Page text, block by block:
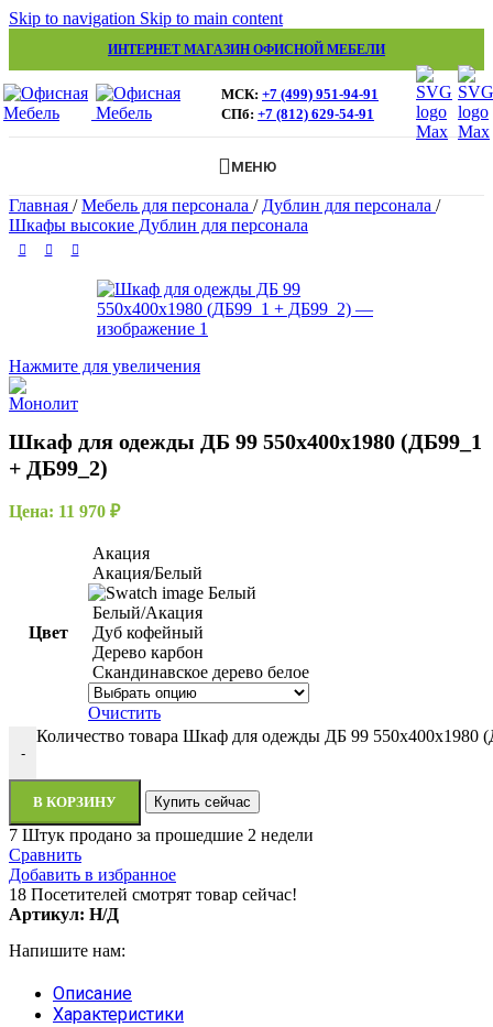
Skip to navigation Skip to main content
ИНТЕРНЕТ МАГАЗИН ОФИСНОЙ МЕБЕЛИ
МСК: +7 (499) 951-94-91
СПб: +7 (812) 629-54-91
МЕНЮ
Главная / Мебель для персонала / Дублин для персонала /
Шкафы высокие Дублин для персонала
Нажмите для увеличения
Шкаф для одежды ДБ 99 550х400х1980 (ДБ99_1
+ ДБ99_2)
Цена: 11 970 ₽
Цвет
Акация
Акация/Белый
Белый
Белый/Акация
Дуб кофейный
Дерево карбон
Скандинавское дерево белое
Очистить
-
Количество товара Шкаф для одежды ДБ 99 550х400х1980
В КОРЗИНУ Купить сейчас
7 Штук продано за прошедшие 2 недели
Сравнить
Добавить в избранное
18 Посетителей смотрят товар сейчас!
Артикул: Н/Д
Напишите нам:
Описание
Характеристики